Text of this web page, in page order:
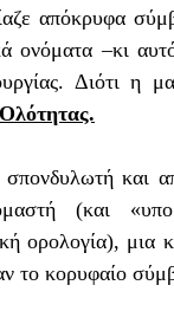
απόκρυφα
ονόματα –κι
Διότι η
σπονδυλωτή και
(και
ορολογία), μια
το κορυφαίο